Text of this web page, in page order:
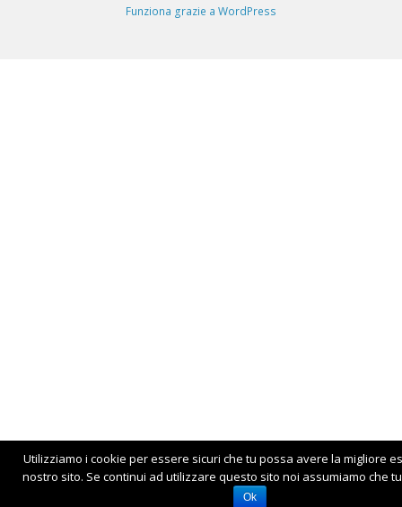
Funziona grazie a WordPress
Utilizziamo i cookie per essere sicuri che tu possa avere la migliore
nostro sito. Se continui ad utilizzare questo sito noi assumiamo che
Ok